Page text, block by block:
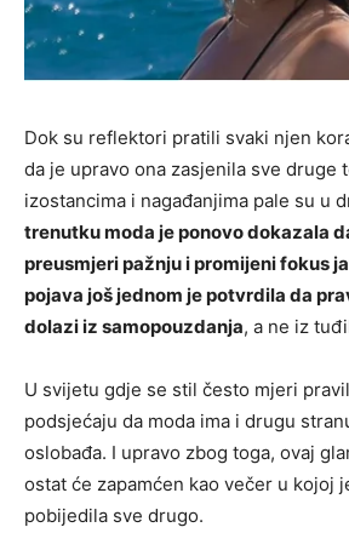
Dok su reflektori pratili svaki njen
da je upravo ona zasjenila sve druge
izostancima i nagađanjima pale su u
trenutku moda je ponovo dokazala
preusmjeri pažnju i promijeni fokus
pojava još jednom je potvrdila da
dolazi iz samopouzdanja, a ne iz
U svijetu gdje se stil često mjeri
podsjećaju da moda ima i drugu
oslobađa. I upravo zbog toga, ovaj
ostat će zapamćen kao večer u kojoj
pobijedila sve drugo.